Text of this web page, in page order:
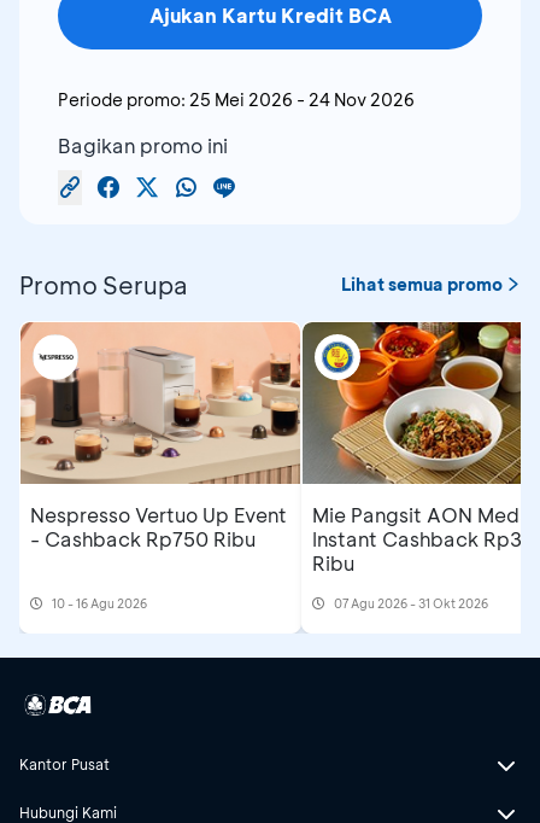
Ajukan Kartu Kredit BCA
Periode promo: 25 Mei 2026 - 24 Nov 2026
Bagikan promo ini
Promo Serupa Lihat semua promo
Nespresso Vertuo Up Event
- Cashback Rp750 Ribu
10 - 16 Agu 2026
Mie Pangsit AON
Instant Cashback Rp35
Ribu
07 Agu 2026 - 31 Okt 2026
Kantor Pusat
Hubungi Kami